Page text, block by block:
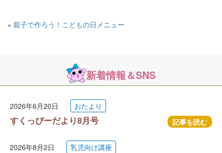
« 親子で作ろう！こどもの日メニュー
新着情報＆SNS
2026年6月20日 おたより
すくっぴーだより8月号 記事を読む
2026年8月2日 乳児向け講座